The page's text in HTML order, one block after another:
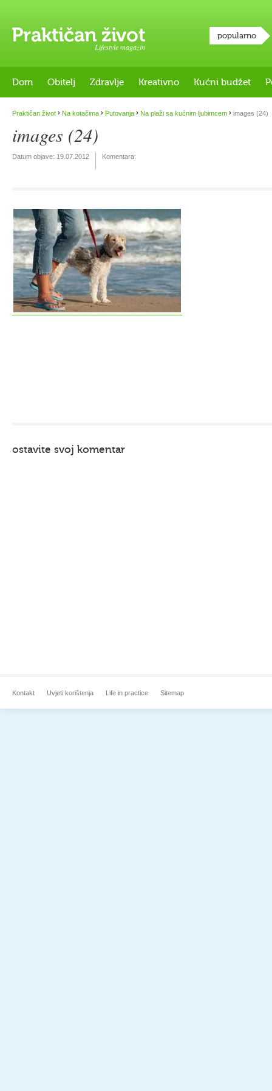
Lifestyle magazin
popularno
Dom Obitelj Zdravlje Kreativno Kućni budžet
Praktičan život › Na kotačima › Putovanja › Na plaži sa kućnim ljubimcem › images (24)
images (24)
Datum objave: 19.07.2012 Komentara:
ostavite svoj komentar
Kontakt Uvjeti korištenja Life in practice Sitemap